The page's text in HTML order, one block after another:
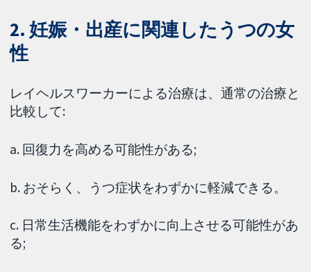
2. 妊娠・出産に関連したうつの女
性
レイヘルスワーカーによる治療は、通常の治療と
比較して:
a. 回復力を高める可能性がある;
b. おそらく、うつ症状をわずかに軽減できる。
c. 日常生活機能をわずかに向上させる可能性があ
る;